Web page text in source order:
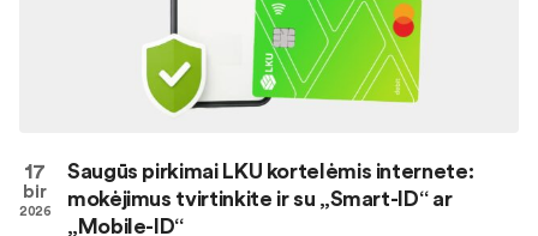
17
bir
2026
Saugūs pirkimai LKU kortelėmis internete:
mokėjimus tvirtinkite ir su „Smart-ID“ ar
„Mobile-ID“